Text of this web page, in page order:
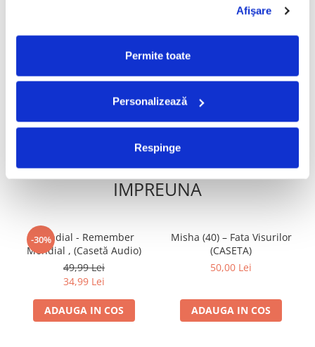
Afişare
Permite toate
Personalizează
Respinge
2006 Romania (CASETA)
Animal X – Funraptor
(Devoratorul De Distracție)
FRECVENT CUMPARATE
IMPREUNA
-30%
Mondial - Remember
Mondial , (Casetă Audio)
49,99 Lei
34,99 Lei
ADAUGA IN COS
Misha (40) – Fata Visurilor
(CASETA)
50,00 Lei
ADAUGA IN COS